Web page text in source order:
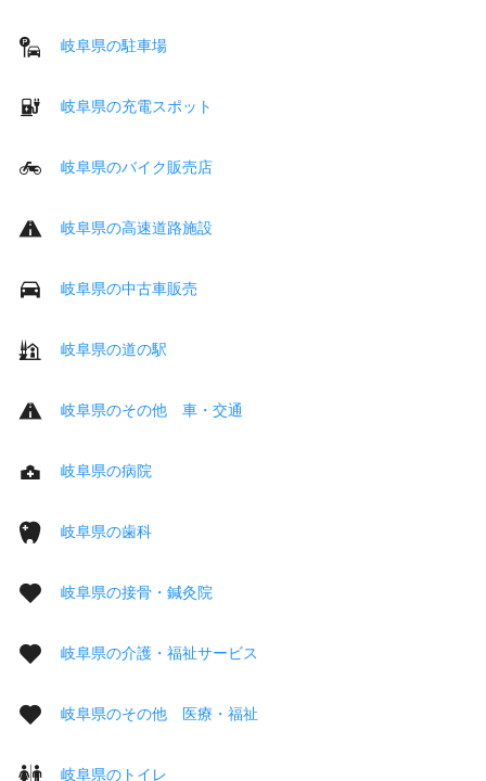
岐阜県の駐車場
岐阜県の充電スポット
岐阜県のバイク販売店
岐阜県の高速道路施設
岐阜県の中古車販売
岐阜県の道の駅
岐阜県のその他 車・交通
岐阜県の病院
岐阜県の歯科
岐阜県の接骨・鍼灸院
岐阜県の介護・福祉サービス
岐阜県のその他 医療・福祉
岐阜県のトイレ